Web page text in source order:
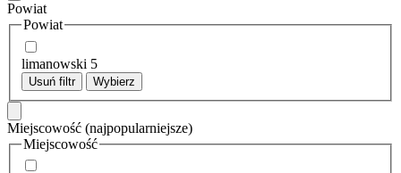
Powiat
Powiat
limanowski 5
Usuń filtr Wybierz
Miejscowość (najpopularniejsze)
Miejscowość